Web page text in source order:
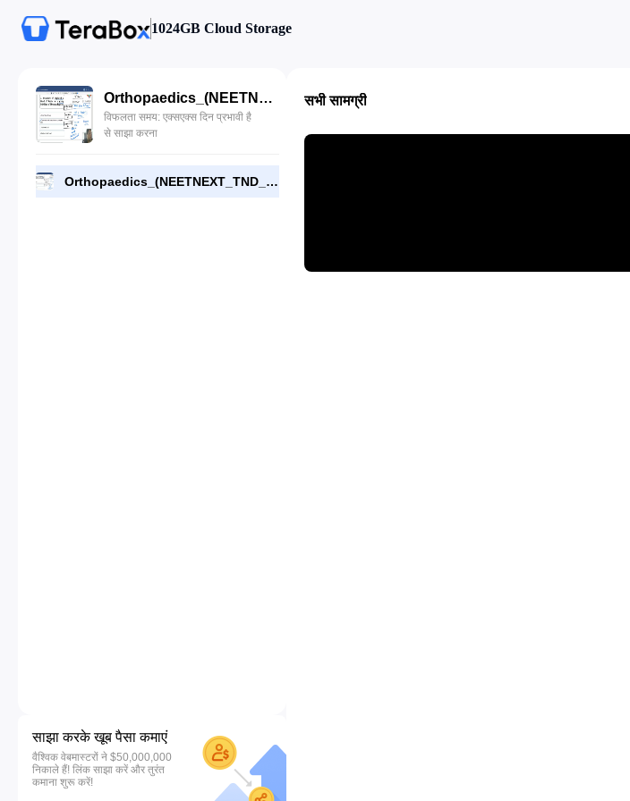
1024GB Cloud Storage
Orthopaedics_(NEETNEXT_TND_2025-26).mp4
विफलता समय: एक्सएक्स दिन प्रभावी है
से साझा करना
Orthopaedics_(NEETNEXT_TND_2025-26).mp4
साझा करके खूब पैसा कमाएं
वैश्विक वेबमास्टरों ने $50,000,000
निकाले हैं! लिंक साझा करें और तुरंत
कमाना शुरू करें!
सभी सामग्री